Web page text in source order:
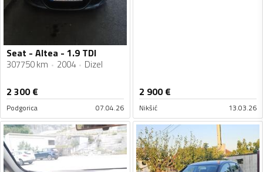
Seat - Altea - 1.9 TDI
307750 km 2004 Dizel
2 300€
Podgorica 07.04.26
2 900€
Nikšić 13.03.26